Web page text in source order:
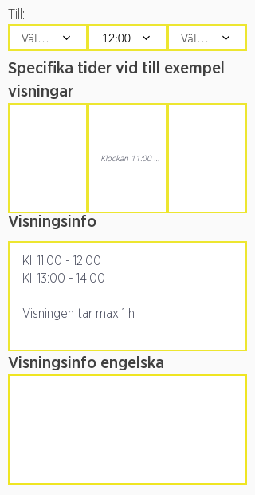
o
r
i
s
k
Till:
Välj en tid 12:00 Välj en tid
Specifika tider vid till exempel
visningar
Visningsinfo
Visningsinfo engelska